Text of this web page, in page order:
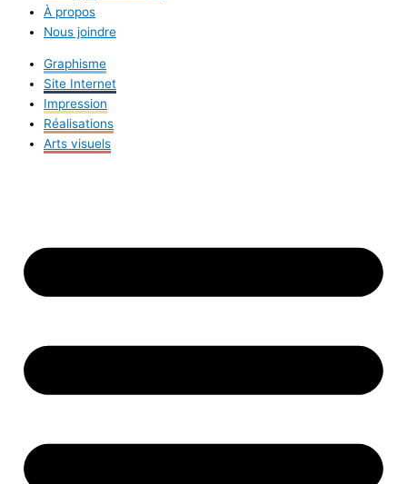
À propos
Nous joindre
Graphisme
Site Internet
Impression
Réalisations
Arts visuels